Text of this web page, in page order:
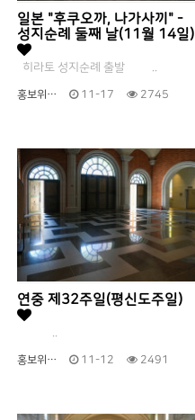
일본 "후쿠오까, 나가사끼" -
성지순례 둘째 날(11월 14일)
히라토 성지순례 출발 ..
홍보위… 11-17 2745
연중 제32주일(평신도주일)
..
홍보위… 11-12 2491